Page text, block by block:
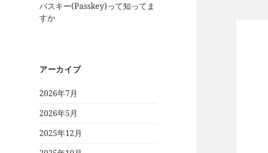
パスキー(Passkey)って知ってま
すか
アーカイブ
2026年7月
2026年5月
2025年12月